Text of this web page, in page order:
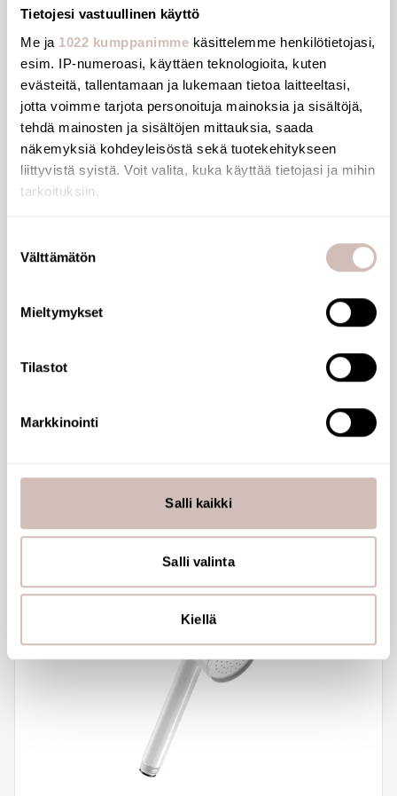
Tietojesi vastuullinen käyttö
Me ja 1022 kumppanimme käsittelemme henkilötietojasi,
esim. IP-numeroasi, käyttäen teknologioita, kuten
evästeitä, tallentamaan ja lukemaan tietoa laitteeltasi,
jotta voimme tarjota personoituja mainoksia ja sisältöjä,
tehdä mainosten ja sisältöjen mittauksia, saada
näkemyksiä kohdeyleisöstä sekä tuotekehitykseen
liittyvistä syistä. Voit valita, kuka käyttää tietojasi ja mihin
tarkoituksiin.
Kerätä tietoja maantieteellisestä sijainnistasi,
Tunnistaa laitteesi skannaamalla sen ominaispiirteitä
aktiivisesti (sormenjäljen muodostaminen)
voit määrittää asetuksesi
. Voit muuttaa
räätälöimiseen, sosiaalisen median ominaisuuksien
tukemiseen ja kävijämäärämme analysoimiseen. Lisäksi
alan kumppaneillemme tietoja siitä, miten käytät
sivustoamme. Kumppanimme voivat yhdistää näitä
valinta
Välttämätön
Mieltymykset
Tilastot
Markkinointi
Salli kaikki
Salli valinta
Kiellä
Delabie Biofil suodatin 2 kk, hanaan ja suih